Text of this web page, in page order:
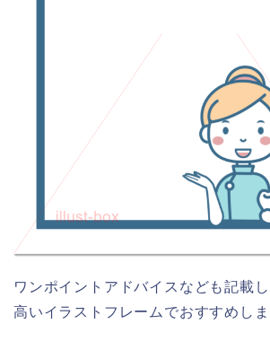
ワンポイントアドバイスなども記載
高いイラストフレームでおすすめしま